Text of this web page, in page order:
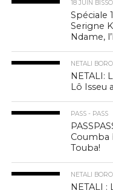
18 JUIN
Spéciale
Serigne
Ndame,
NETALI
NETALI:
Lô Isseu
PASS - PASS
Coumba
Touba!
NETALI
NETALI :